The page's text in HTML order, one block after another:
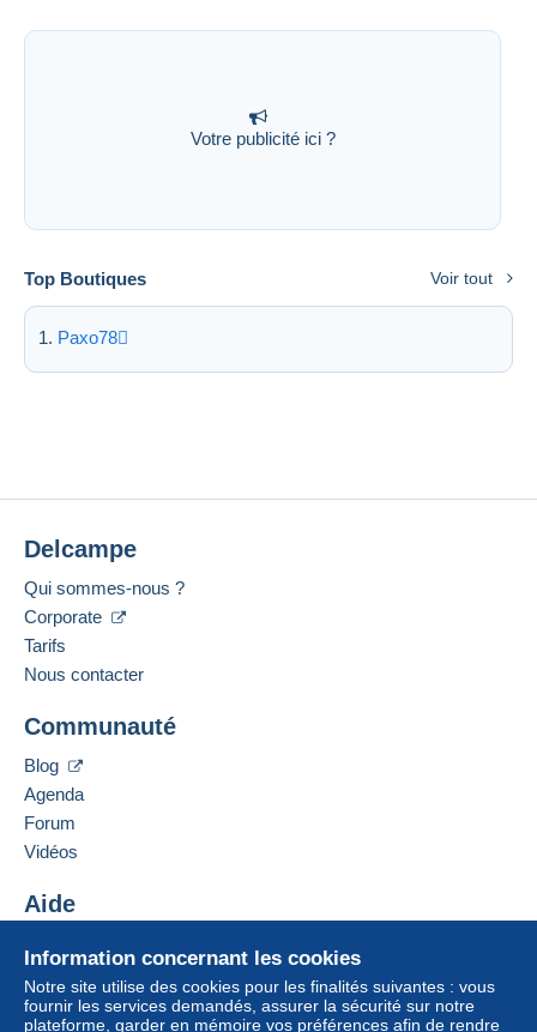
Votre publicité ici ?
Top Boutiques Voir tout
Paxo78
Information concernant les cookies
Notre site utilise des cookies pour les finalités suivantes : vous
fournir les services demandés, assurer la sécurité sur notre
plateforme, garder en mémoire vos préférences afin de rendre
Delcampe
Qui sommes-nous ?
Corporate
Tarifs
Nous contacter
Communauté
Blog
Agenda
Forum
Vidéos
Aide
Acheter sur Delcampe
Vendre sur Delcampe